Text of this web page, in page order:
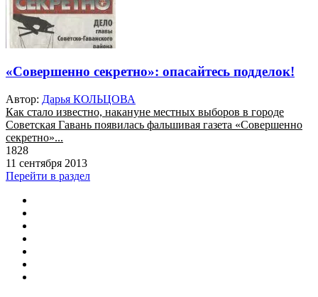
«Совершенно секретно»: опасайтесь подделок!
Автор: Дарья КОЛЬЦОВА
Как стало известно, накануне местных выборов в городе
Советская Гавань появилась фальшивая газета «Совершенно
секретно»...
1828
11 сентября 2013
Перейти в раздел